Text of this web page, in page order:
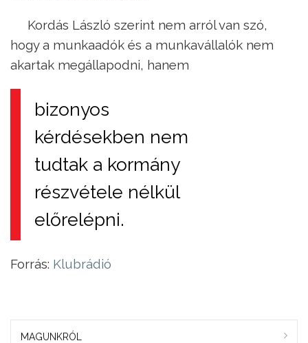
Kordás László szerint nem arról van szó,
hogy a munkaadók és a munkavállalók nem
akartak megállapodni, hanem
bizonyos
kérdésekben nem
tudtak a kormány
részvétele nélkül
előrelépni.
Forrás: Klubrádió
MAGUNKRÓL